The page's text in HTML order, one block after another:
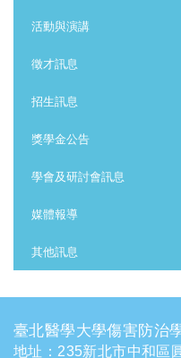
活動與演講
徵才訊息
招生訊息
獎學金公告
學會及研討會訊息
媒體報導
其他訊息
臺北醫學大學傷害防治
地址：235新北市中和區